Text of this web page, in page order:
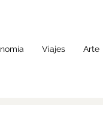
Viajes Arte